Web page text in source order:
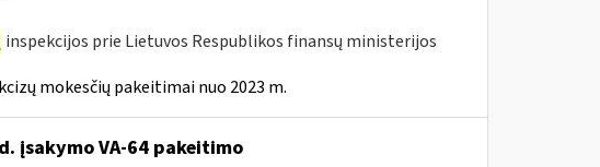
inspekcijos prie Lietuvos Respublikos finansų ministerijos
mokesčių pakeitimai nuo 2023 m.
įsakymo VA-64 pakeitimo